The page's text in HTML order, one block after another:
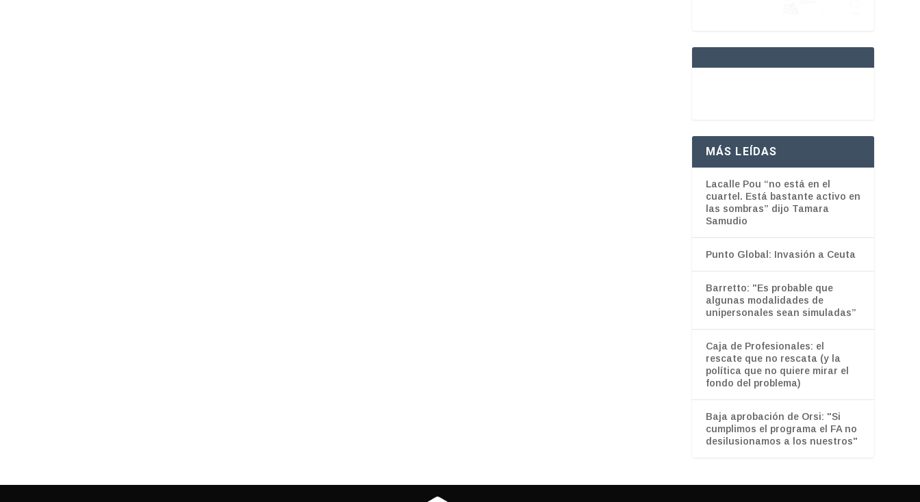
MÁS LEÍDAS
Lacalle Pou “no está en el
cuartel. Está bastante activo en
las sombras” dijo Tamara
Samudio
Punto Global: Invasión a Ceuta
Barretto: "Es probable que
algunas modalidades de
unipersonales sean simuladas”
Caja de Profesionales: el
rescate que no rescata (y la
política que no quiere mirar el
fondo del problema)
Baja aprobación de Orsi: "Si
cumplimos el programa el FA no
desilusionamos a los nuestros"